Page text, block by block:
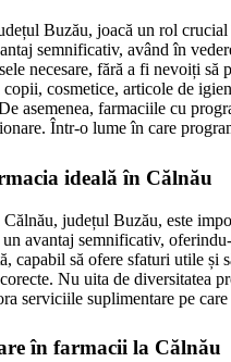
Buzău, joacă un rol
semnificativ, având în
necesare, fără a fi nevoiți
cosmetice, articole de
asemenea, farmaciile cu
Într-o lume în care
ideală în Călnău
județul Buzău, este
avantaj semnificativ,
capabil să ofere sfaturi utile și
Nu uita de diversitatea
serviciile suplimentare pe
în farmacii la Călnău